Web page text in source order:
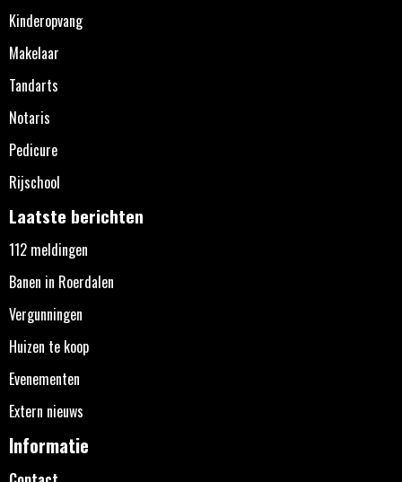
Kinderopvang
Makelaar
Tandarts
Notaris
Pedicure
Rijschool
Laatste berichten
112 meldingen
Banen in Roerdalen
Vergunningen
Huizen te koop
Evenementen
Extern nieuws
Informatie